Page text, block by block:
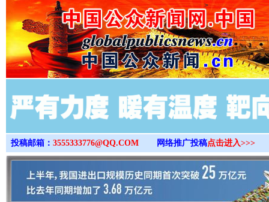
>
投稿邮箱： 3555333776@QQ.COM 网络推广投稿点击进入>>>